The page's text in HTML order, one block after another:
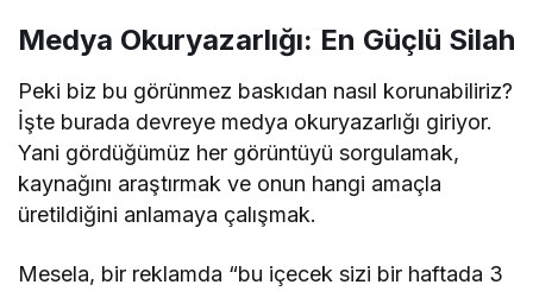
Medya Okuryazarlığı: En Güçlü Silah
Peki biz bu görünmez baskıdan nasıl korunabiliriz?
İşte burada devreye medya okuryazarlığı giriyor.
Yani gördüğümüz her görüntüyü sorgulamak,
kaynağını araştırmak ve onun hangi amaçla
üretildiğini anlamaya çalışmak.
Mesela, bir reklamda “bu içecek sizi bir haftada 3